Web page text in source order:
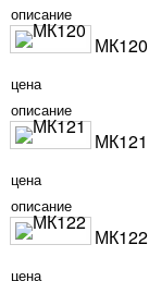
описание
МК120
цена
описание
МК121
цена
описание
МК122
цена